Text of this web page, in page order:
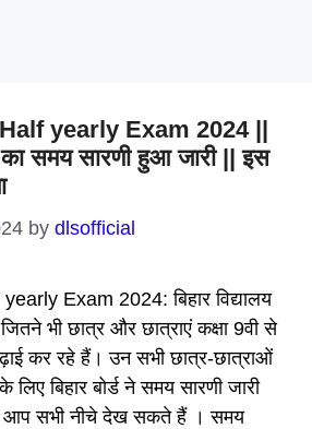
yearly Exam 2024 ||
का समय सारणी हुआ जारी || इस
by dlsofficial
Exam 2024: बिहार विद्यालय
जितने भी छात्र और छात्राएं कक्षा 9वी से
कर रहे हैं। उन सभी छात्र-छात्राओं
के लिए बिहार बोर्ड ने समय सारणी जारी
आप सभी नीचे देख सकते हैं । समय